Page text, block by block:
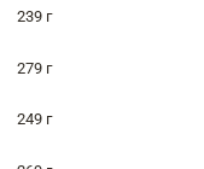
239 г
279 г
249 г